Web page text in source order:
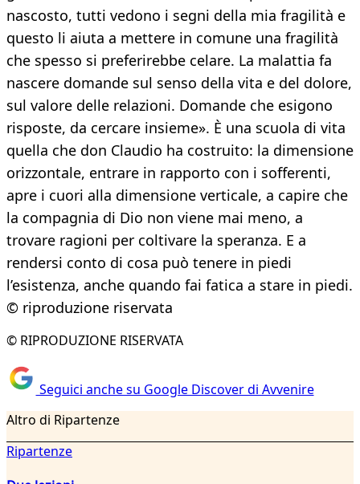
nascosto, tutti vedono i segni della mia fragilità e
questo li aiuta a mettere in comune una fragilità
che spesso si preferirebbe celare. La malattia fa
nascere domande sul senso della vita e del dolore,
sul valore delle relazioni. Domande che esigono
risposte, da cercare insieme». È una scuola di vita
quella che don Claudio ha costruito: la dimensione
orizzontale, entrare in rapporto con i sofferenti,
apre i cuori alla dimensione verticale, a capire che
la compagnia di Dio non viene mai meno, a
trovare ragioni per coltivare la speranza. E a
rendersi conto di cosa può tenere in piedi
l’esistenza, anche quando fai fatica a stare in piedi.
© riproduzione riservata
© RIPRODUZIONE RISERVATA
Seguici anche su Google Discover di Avvenire
Altro di Ripartenze
Ripartenze